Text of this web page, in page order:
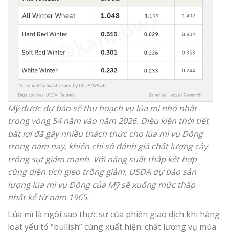
Mỹ được dự báo sẽ thu hoạch vụ lúa mì nhỏ nhất
trong vòng 54 năm vào năm 2026. Điều kiện thời tiết
bất lợi đã gây nhiều thách thức cho lúa mì vụ Đông
trong năm nay, khiến chỉ số đánh giá chất lượng cây
trồng sụt giảm mạnh. Với năng suất thấp kết hợp
cùng diện tích gieo trồng giảm, USDA dự báo sản
lượng lúa mì vụ Đông của Mỹ sẽ xuống mức thấp
nhất kể từ năm 1965.
Lúa mì là ngôi sao thực sự của phiên giao dịch khi hàng
loạt yếu tố “bullish” cùng xuất hiện: chất lượng vụ mùa